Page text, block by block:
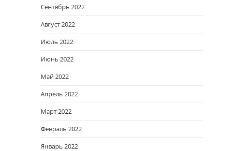
Сентябрь 2022
Август 2022
Июль 2022
Июнь 2022
Май 2022
Апрель 2022
Март 2022
Февраль 2022
Январь 2022